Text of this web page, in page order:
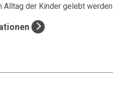
der Kinder gelebt werden